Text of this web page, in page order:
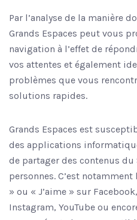
Par l’analyse de la manière
Grands Espaces peut vous
navigation à l’effet de
vos attentes et également
problèmes que vous
solutions rapides.
Grands Espaces est
des applications
de partager des contenus du
personnes. C’est
» ou « J’aime » sur
Instagram, YouTube ou